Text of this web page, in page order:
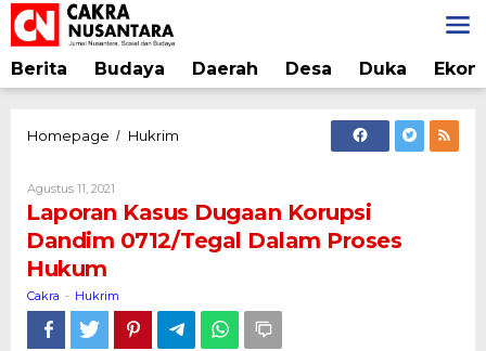
Lewati
ke
konten
Berita Budaya Daerah Desa Duka
Homepage / Hukrim
Dandim
0712/Tegal
Hukum
Agustus 11, 2021
Cakra
Laporan Kasus Dugaan Korupsi
Dandim 0712/Tegal Dalam Proses
Hukum
Cakra - Hukrim